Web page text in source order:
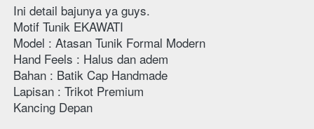
Ini detail bajunya ya guys.
Motif Tunik EKAWATI
Model : Atasan Tunik Formal Modern
Hand Feels : Halus dan adem
Bahan : Batik Cap Handmade
Lapisan : Trikot Premium
Kancing Depan